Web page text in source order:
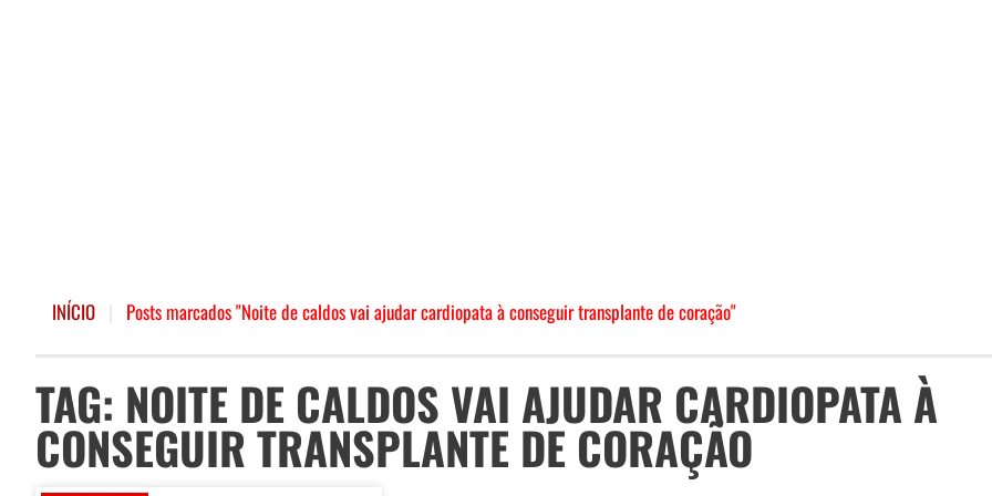
INÍCIO Posts marcados "Noite de caldos vai ajudar cardiopata à conseguir transplante de coração"
TAG: NOITE DE CALDOS VAI AJUDAR CARDIOPATA À
CONSEGUIR TRANSPLANTE DE CORAÇÃO